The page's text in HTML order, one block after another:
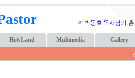
☞ 박동호 목사님의
HolyLand Multimedia Gallery